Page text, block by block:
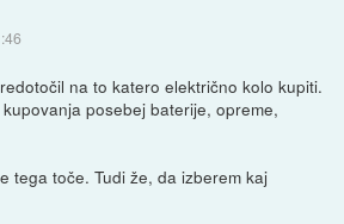
na to katero električno kolo kupiti.
posebej baterije, opreme,
tega toče. Tudi že, da izberem kaj